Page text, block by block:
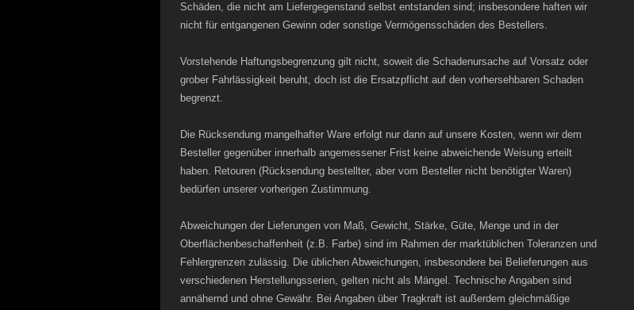
Schäden, die nicht am Liefergegenstand selbst entstanden sind; insbesondere haften wir
nicht für entgangenen Gewinn oder sonstige Vermögensschäden des Bestellers.
Vorstehende Haftungsbegrenzung gilt nicht, soweit die Schadenursache auf Vorsatz oder
grober Fahrlässigkeit beruht, doch ist die Ersatzpflicht auf den vorhersehbaren Schaden
begrenzt.
Die Rücksendung mangelhafter Ware erfolgt nur dann auf unsere Kosten, wenn wir dem
Besteller gegenüber innerhalb angemessener Frist keine abweichende Weisung erteilt
haben. Retouren (Rücksendung bestellter, aber vom Besteller nicht benötigter Waren)
bedürfen unserer vorherigen Zustimmung.
Abweichungen der Lieferungen von Maß, Gewicht, Stärke, Güte, Menge und in der
Oberflächenbeschaffenheit (z.B. Farbe) sind im Rahmen der marktüblichen Toleranzen und
Fehlergrenzen zulässig. Die üblichen Abweichungen, insbesondere bei Belieferungen aus
verschiedenen Herstellungsserien, gelten nicht als Mängel. Technische Angaben sind
annähernd und ohne Gewähr. Bei Angaben über Tragkraft ist außerdem gleichmäßige